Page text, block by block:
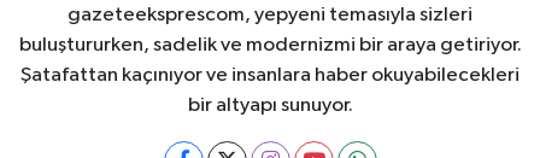
gazeteeksprescom, yepyeni temasıyla sizleri
buluştururken, sadelik ve modernizmi bir araya getiriyor.
Şatafattan kaçınıyor ve insanlara haber okuyabilecekleri
bir altyapı sunuyor.